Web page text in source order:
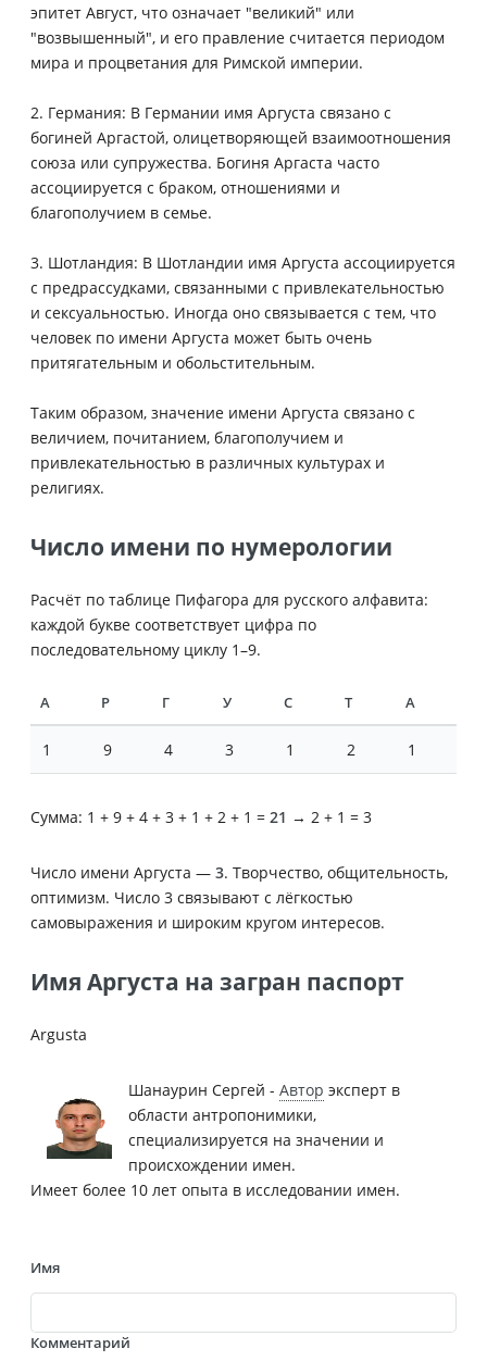
эпитет Август, что означает "великий" или
"возвышенный", и его правление считается периодом
мира и процветания для Римской империи.
2. Германия: В Германии имя Аргуста связано с
богиней Аргастой, олицетворяющей взаимоотношения
союза или супружества. Богиня Аргаста часто
ассоциируется с браком, отношениями и
благополучием в семье.
3. Шотландия: В Шотландии имя Аргуста ассоциируется
с предрассудками, связанными с привлекательностью
и сексуальностью. Иногда оно связывается с тем, что
человек по имени Аргуста может быть очень
притягательным и обольстительным.
Таким образом, значение имени Аргуста связано с
величием, почитанием, благополучием и
привлекательностью в различных культурах и
религиях.
Число имени по нумерологии
Расчёт по таблице Пифагора для русского алфавита:
каждой букве соответствует цифра по
последовательному циклу 1–9.
А Р Г У С Т А
1 9 4 3 1 2 1
Сумма: 1 + 9 + 4 + 3 + 1 + 2 + 1 = 21 → 2 + 1 = 3
Число имени Аргуста — 3. Творчество, общительность,
оптимизм. Число 3 связывают с лёгкостью
самовыражения и широким кругом интересов.
Имя Аргуста на загран паспорт
Argusta
Шанаурин Сергей - Автор эксперт в
области антропонимики,
специализируется на значении и
происхождении имен.
Имеет более 10 лет опыта в исследовании имен.
Имя
Комментарий